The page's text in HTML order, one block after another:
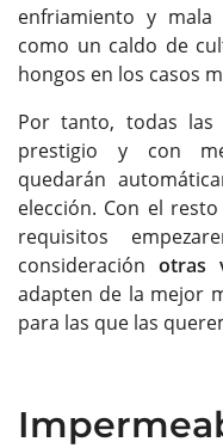
enfriamiento y
como un caldo de
hongos en los casos
Por tanto, todas
prestigio y con
quedarán
elección. Con el
requisitos
consideración otras
adapten de la mejor
para las que las